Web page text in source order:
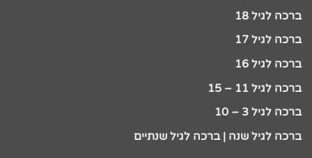
ברכה לגיל 18
ברכה לגיל 17
ברכה לגיל 16
ברכה לגיל 11 – 15
ברכה לגיל 3 – 10
ברכה לגיל שנה | ברכה לגיל שנתיים